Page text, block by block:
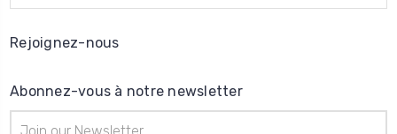
Rejoignez-nous
Abonnez-vous à notre newsletter